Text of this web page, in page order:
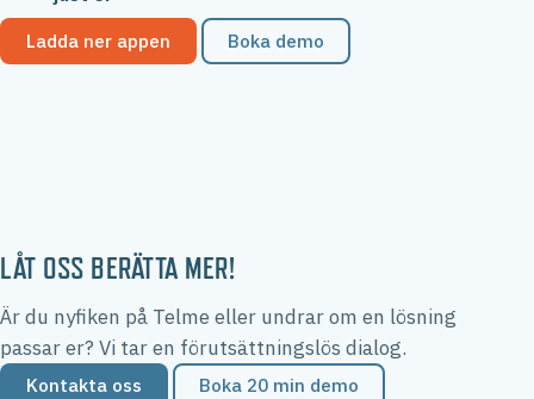
Ladda ner appen
Boka demo
LÅT OSS BERÄTTA MER!
Är du nyfiken på Telme eller undrar om en lösning
passar er? Vi tar en förutsättningslös dialog.
Kontakta oss Boka 20 min demo